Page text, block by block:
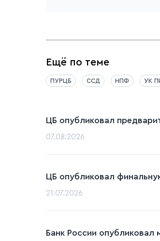
Ещё по теме
ПУРЦБ ССД НПФ УК
ЦБ опубликовал
07.08.2026
ЦБ опубликовал
21.07.2026
Банк России опубликовал